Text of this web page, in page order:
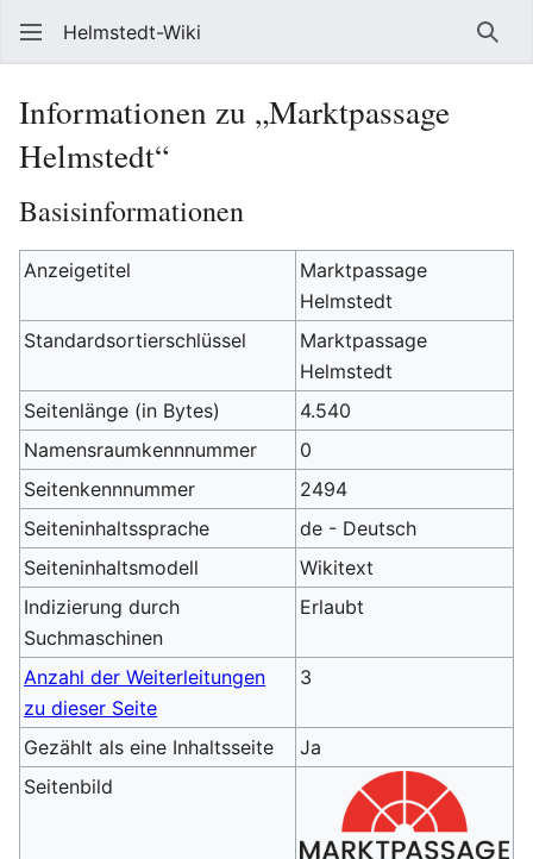
Helmstedt-Wiki
Informationen zu „Marktpassage
Helmstedt“
Basisinformationen
Anzeigetitel
Marktpassage
Helmstedt
Standardsortierschlüssel
Marktpassage
Helmstedt
Seitenlänge (in Bytes)
4.540
Namensraumkennnummer
0
Seitenkennnummer
2494
Seiteninhaltssprache
de - Deutsch
Seiteninhaltsmodell
Wikitext
Indizierung durch
Suchmaschinen
Erlaubt
Anzahl der Weiterleitungen
zu dieser Seite
3
Gezählt als eine Inhaltsseite
Ja
Seitenbild